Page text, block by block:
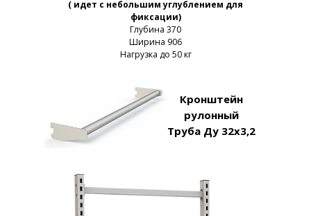
( идет с небольшим углублением для
фиксации)
Глубина 370
Ширина 906
Нагрузка до 50 кг
Кронштейн
рулонный
Труба Ду 32х3,2